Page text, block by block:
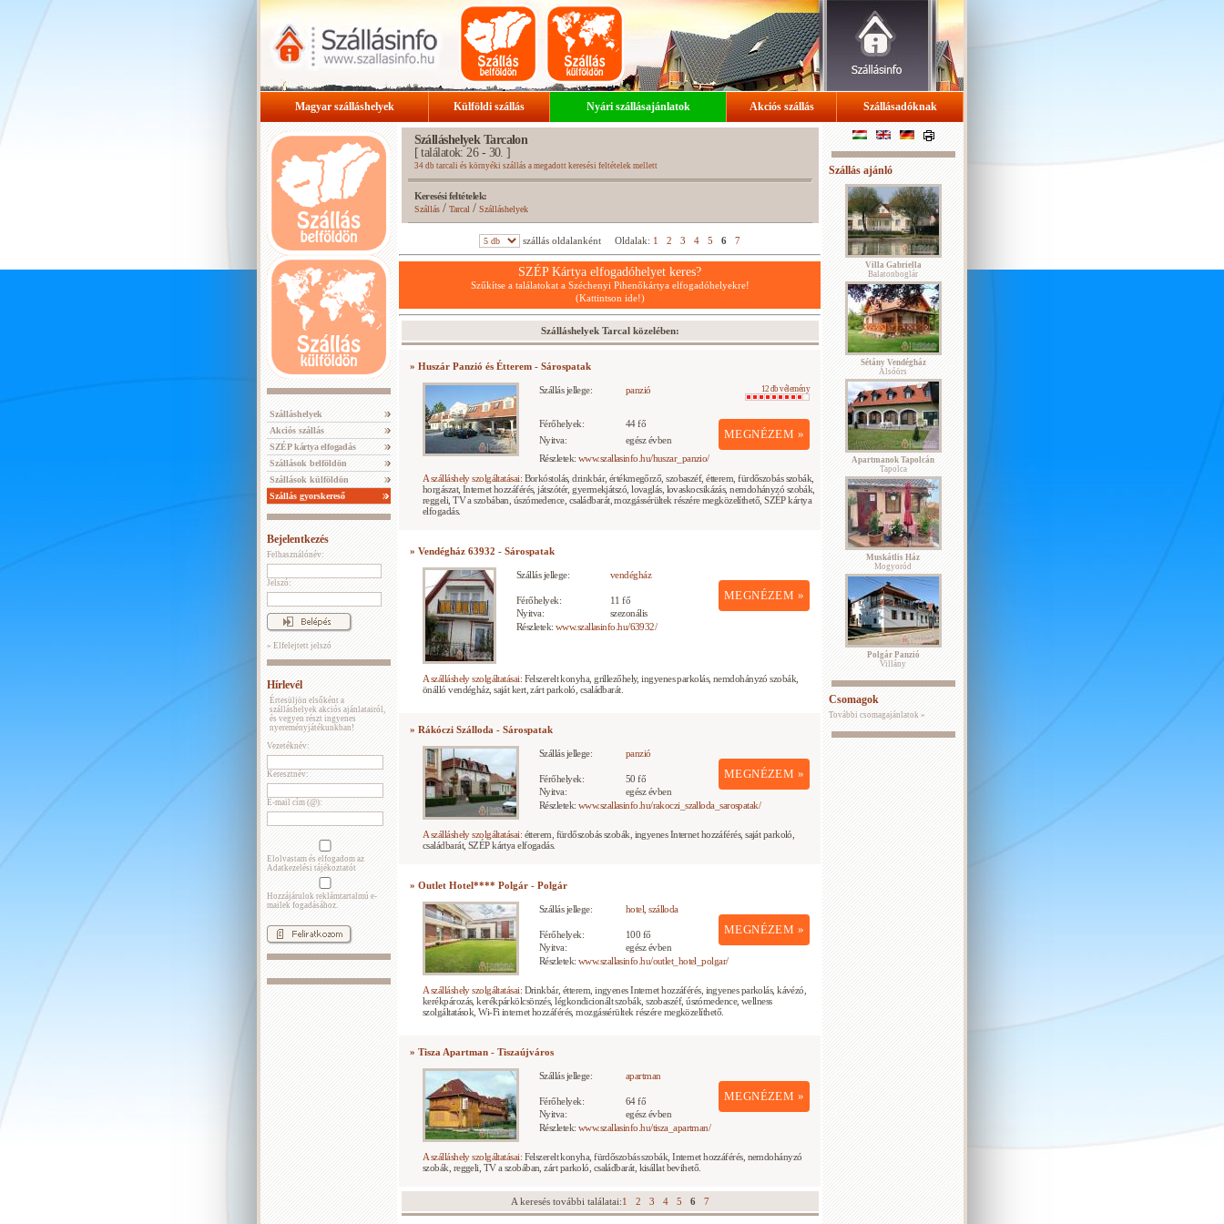
Magyar szálláshelyek Külföldi szállás Nyári szállásajánlatok Akciós szállás Szállásadóknak
Szálláshelyek
Akciós szállás
SZÉP kártya elfogadás
Szállások belföldön
Szállások külföldön
Szállás gyorskereső
Bejelentkezés
Felhasználónév:
Jelszó:
» Elfelejtett jelszó
Hírlevél
Értesüljön elsőként a
szálláshelyek akciós ajánlatairól,
és vegyen részt ingyenes
nyereményjátékunkban!
Vezetéknév:
Keresztnév:
E-mail cím (@):
Elolvastam és elfogadom az
Adatkezelési tájékoztatót
Hozzájárulok reklámtartalmú e-
mailek fogadásához.
Szálláshelyek Tarcalon
[ találatok: 26 - 30. ]
34 db tarcali és környéki szállás a megadott keresési feltételek mellett
Keresési feltételek:
Szállás/ Tarcal/Szálláshelyek
szállás oldalanként Oldalak: 1 2 3 4 5 6 7
SZÉP Kártya elfogadóhelyet keres?
Szűkítse a találatokat a Széchenyi Pihenőkártya elfogadóhelyekre!
(Kattintson ide!)
Szálláshelyek Tarcal közelében:
» Huszár Panzió és Étterem - Sárospatak
Szállás jellege: panzió 12 db vélemény
MEGNÉZEM »
Férőhelyek:
44 fő
Nyitva:
egész évben
Részletek: www.szallasinfo.hu/huszar_panzio/
A szálláshely szolgáltatásai: Borkóstolás, drinkbár, értékmegőrző, szobaszéf, étterem, fürdőszobás szobák,
horgászat, Internet hozzáférés, játszótér, gyermekjátszó, lovaglás, lovaskocsikázás, nemdohányzó szobák,
reggeli, TV a szobában, úszómedence, családbarát, mozgássérültek részére megközelíthető, SZÉP kártya
elfogadás.
» Vendégház 63932 - Sárospatak
Szállás jellege: vendégház
MEGNÉZEM »
Férőhelyek:
11 fő
Nyitva:
szezonális
Részletek: www.szallasinfo.hu/63932/
A szálláshely szolgáltatásai: Felszerelt konyha, grillezőhely, ingyenes parkolás, nemdohányzó szobák,
önálló vendégház, saját kert, zárt parkoló, családbarát.
» Rákóczi Szálloda - Sárospatak
Szállás jellege: panzió
MEGNÉZEM »
Férőhelyek:
50 fő
Nyitva:
egész évben
Részletek: www.szallasinfo.hu/rakoczi_szalloda_sarospatak/
A szálláshely szolgáltatásai: étterem, fürdőszobás szobák, ingyenes Internet hozzáférés, saját parkoló,
családbarát, SZÉP kártya elfogadás.
» Outlet Hotel**** Polgár - Polgár
Szállás jellege: hotel, szálloda
MEGNÉZEM »
Férőhelyek:
100 fő
Nyitva:
egész évben
Részletek: www.szallasinfo.hu/outlet_hotel_polgar/
A szálláshely szolgáltatásai: Drinkbár, étterem, ingyenes Internet hozzáférés, ingyenes parkolás, kávézó,
kerékpározás, kerékpárkölcsönzés, légkondicionált szobák, szobaszéf, úszómedence, wellness
szolgáltatások, Wi-Fi internet hozzáférés, mozgássérültek részére megközelíthető.
» Tisza Apartman - Tiszaújváros
Szállás jellege: apartman
MEGNÉZEM »
Férőhelyek:
64 fő
Nyitva:
egész évben
Részletek: www.szallasinfo.hu/tisza_apartman/
A szálláshely szolgáltatásai: Felszerelt konyha, fürdőszobás szobák, Internet hozzáférés, nemdohányzó
szobák, reggeli, TV a szobában, zárt parkoló, családbarát, kisállat bevihető.
A keresés további találatai:1 2 3 4 5 6 7
Szállás ajánló
Villa Gabriella
Balatonboglár
Sétány Vendégház
Alsóörs
Apartmanok Tapolcán
Tapolca
Muskátlis Ház
Mogyoród
Polgár Panzió
Villány
Csomagok
További csomagajánlatok »